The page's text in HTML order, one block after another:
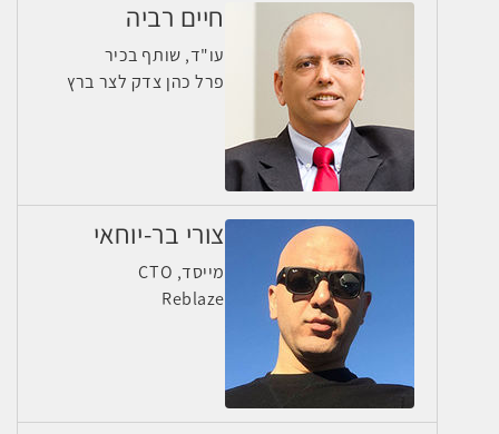
חיים רביה
עו"ד, שותף בכיר
פרל כהן צדק לצר ברץ
צורי בר-יוחאי
מייסד, CTO
Reblaze